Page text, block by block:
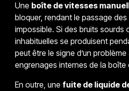
Une boîte de vitesses
bloquer, rendant le passage
impossible. Si des bruits sourds
inhabituelles se produisent
peut être le signe d’un
engrenages internes de la boîte
En outre, une fuite de liquide